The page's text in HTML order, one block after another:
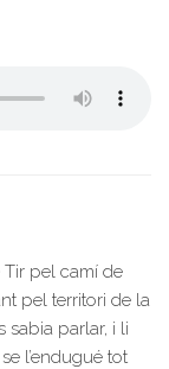
Tir pel camí de
pel territori de la
sabia parlar, i li
l’endugué tot